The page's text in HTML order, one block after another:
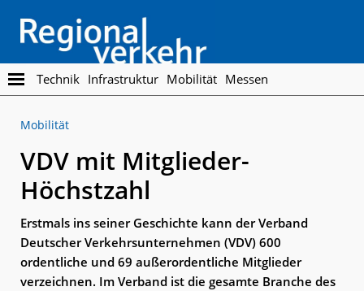
main
content
footer
Regionalverkehr
Die
Fachzeitschrift
den
Personennahverkehr
Technik Infrastruktur Mobilität Messen
Mobilität
VDV mit Mitglieder-
Höchstzahl
Erstmals ins seiner Geschichte kann der Verband
Deutscher Verkehrsunternehmen (VDV) 600
ordentliche und 69 außerordentliche Mitglieder
verzeichnen. Im Verband ist die gesamte Branche des